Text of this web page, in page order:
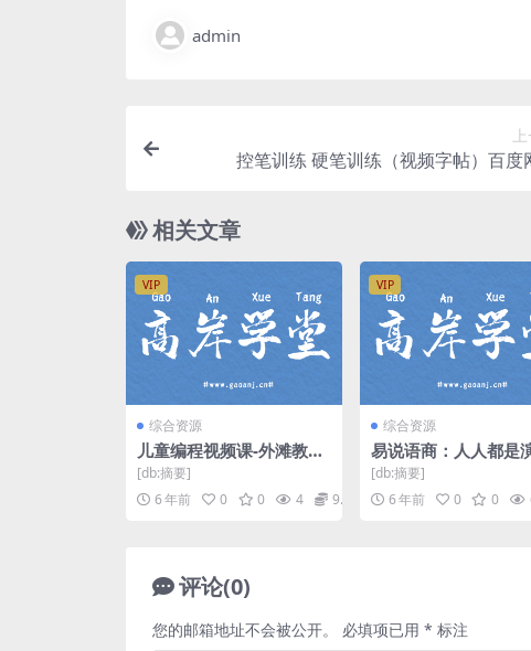
admin
控笔训练 硬笔训练（视频字帖）百度
相关文章
VIP
综合资源
儿童编程视频课-外滩教育
（英语中字01-40）百度
网盘分享
[db:摘要]
6 年前
0 0 4 9.9
VIP
综合资源
易说语商：人人都是
家 mp3音频 百度网盘
[db:摘要]
6 年前
0 0
评论(0)
您的邮箱地址不会被公开。 必填项已用 * 标注